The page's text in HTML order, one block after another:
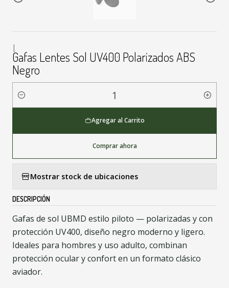
|
Gafas Lentes Sol UV400 Polarizados ABS
Negro
Cantidad
Agregar al Carrito
Comprar ahora
Mostrar stock de ubicaciones
DESCRIPCIÓN
Gafas de sol UBMD estilo piloto — polarizadas y con
protección UV400, diseño negro moderno y ligero.
Ideales para hombres y uso adulto, combinan
protección ocular y confort en un formato clásico
aviador.